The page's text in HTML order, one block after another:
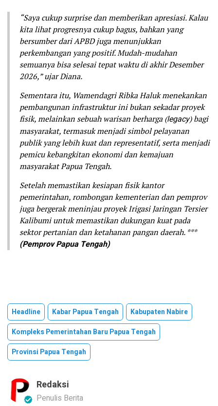
“Saya cukup surprise dan memberikan apresiasi. Kalau
kita lihat progresnya cukup bagus, bahkan yang
bersumber dari APBD juga menunjukkan
perkembangan yang positif. Mudah-mudahan
semuanya bisa selesai tepat waktu di akhir Desember
2026,” ujar Diana.
Sementara itu, Wamendagri Ribka Haluk menekankan
pembangunan infrastruktur ini bukan sekadar proyek
fisik, melainkan sebuah warisan berharga (legacy) bagi
masyarakat, termasuk menjadi simbol pelayanan
publik yang lebih kuat dan representatif, serta menjadi
pemicu kebangkitan ekonomi dan kemajuan
masyarakat Papua Tengah.
Setelah memastikan kesiapan fisik kantor
pemerintahan, rombongan kementerian dan pemprov
juga bergerak meninjau proyek Irigasi Jaringan Tersier
Kalibumi untuk memastikan dukungan kuat pada
sektor pertanian dan ketahanan pangan daerah. ***
(Pemprov Papua Tengah)
Headline Kabar Papua Tengah
Kabupaten Nabire
Kompleks Pemerintahan Baru Papua Tengah
Provinsi Papua Tengah
Redaksi
Penulis Berita